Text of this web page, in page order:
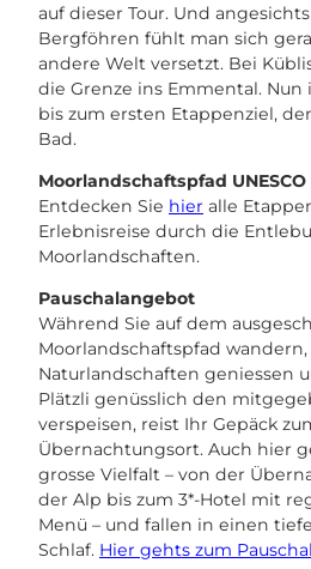
auf dieser Tour. Und
Bergföhren fühlt man sich
andere Welt versetzt. Bei
die Grenze ins Emmental.
bis zum ersten Etappenziel,
Bad.
Moorlandschaftspfad
Entdecken Sie hier alle
Erlebnisreise durch die
Moorlandschaften.
Pauschalangebot
Während Sie auf dem
Moorlandschaftspfad
Naturlandschaften geniessen
Plätzli genüsslich den
verspeisen, reist Ihr Gepäck
Übernachtungsort. Auch hier
grosse Vielfalt – von der
der Alp bis zum 3*-Hotel mit
Menü – und fallen in einen
Schlaf. Hier gehts zum